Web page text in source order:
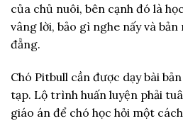
của chủ nuôi, bên cạnh đó là
vâng lời, bảo gì nghe nấy và
đẳng.
Chó Pitbull cần được dạy bài
tạp. Lộ trình huấn luyện phải
giáo án để chó học hỏi một